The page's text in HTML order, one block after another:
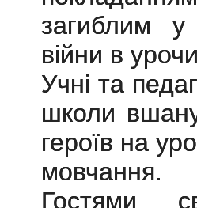
загиблим у
війни в
Учні та
школи
героїв на
мовчання.
Гостями